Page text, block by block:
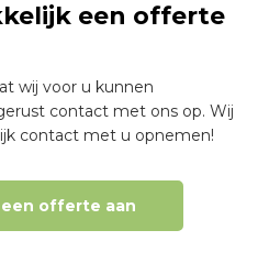
een offerte
wij voor u kunnen
contact met ons op. Wij
contact met u opnemen!
een offerte aan